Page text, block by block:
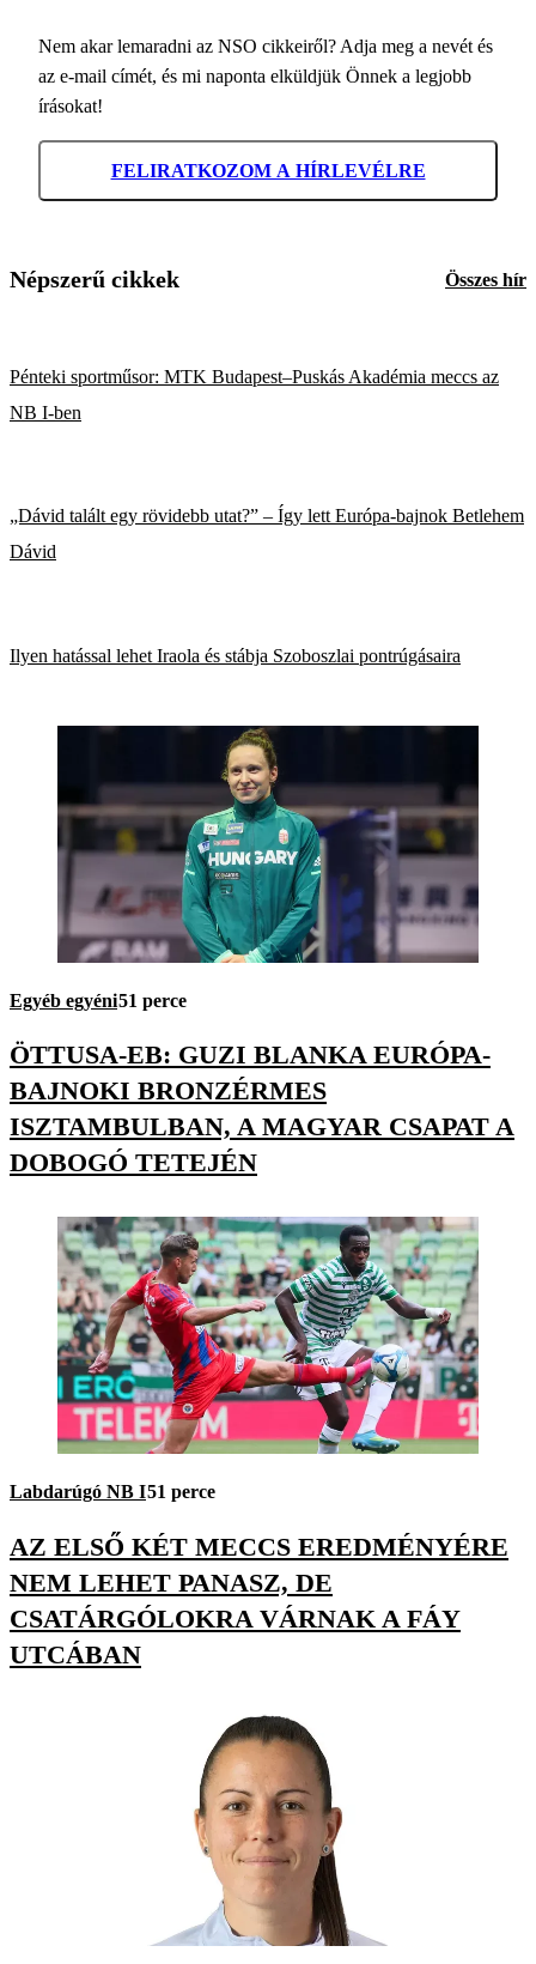
Nem akar lemaradni az NSO cikkeiről? Adja meg a nevét és
az e-mail címét, és mi naponta elküldjük Önnek a legjobb
írásokat!
FELIRATKOZOM A HÍRLEVÉLRE
Népszerű cikkek Összes hír
Pénteki sportműsor: MTK Budapest–Puskás Akadémia meccs az
NB I-ben
„Dávid talált egy rövidebb utat?” – Így lett Európa-bajnok Betlehem
Dávid
Ilyen hatással lehet Iraola és stábja Szoboszlai pontrúgásaira
Egyéb egyéni51 perce
ÖTTUSA-EB: GUZI BLANKA EURÓPA-
BAJNOKI BRONZÉRMES
ISZTAMBULBAN, A MAGYAR CSAPAT A
DOBOGÓ TETEJÉN
Labdarúgó NB I51 perce
AZ ELSŐ KÉT MECCS EREDMÉNYÉRE
NEM LEHET PANASZ, DE
CSATÁRGÓLOKRA VÁRNAK A FÁY
UTCÁBAN